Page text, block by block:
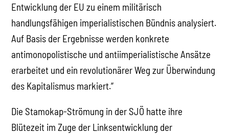
Entwicklung der EU zu einem militärisch
handlungsfähigen imperialistischen Bündnis analysiert.
Auf Basis der Ergebnisse werden konkrete
antimonopolistische und antiimperialistische Ansätze
erarbeitet und ein revolutionärer Weg zur Überwindung
des Kapitalismus markiert.“
Die Stamokap-Strömung in der SJÖ hatte ihre
Blütezeit im Zuge der Linksentwicklung der